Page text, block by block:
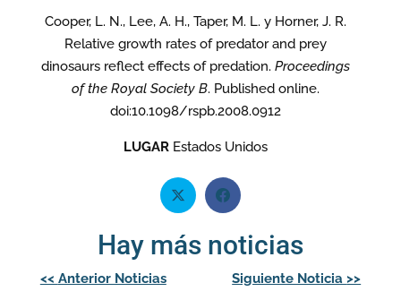
Cooper, L. N., Lee, A. H., Taper, M. L. y Horner, J. R.
Relative growth rates of predator and prey
dinosaurs reflect effects of predation.Proceedings
of the Royal Society B. Published online.
doi:10.1098/rspb.2008.0912
LUGAR Estados Unidos
Hay más noticias
Navegación
de
<< Anterior Noticias Siguiente Noticia >>